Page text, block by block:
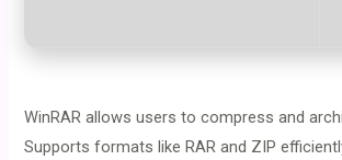
WinRAR allows users to compress and
Supports formats like RAR and ZIP